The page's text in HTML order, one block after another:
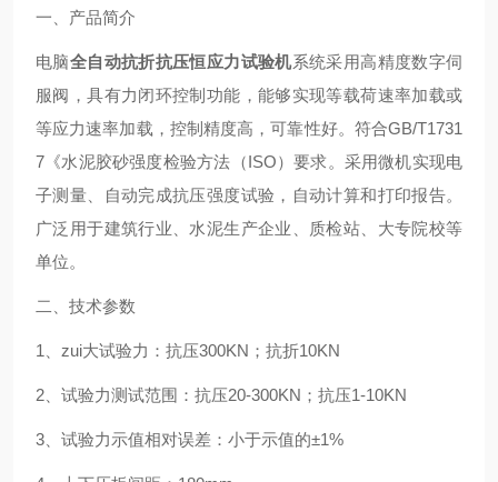
一、产品简介
电脑全自动抗折抗压恒应力试验机系统采用高精度数字伺
服阀，具有力闭环控制功能，能够实现等载荷速率加载或
等应力速率加载，控制精度高，可靠性好。符合GB/T1731
7 《水泥胶砂强度检验方法（ISO）要求。采用微机实现电
子测量、自动完成抗压强度试验，自动计算和打印报告。
广泛用于建筑行业、水泥生产企业 、质检站、大专院校等
单位。
二、技术参数
1 zui大试验力：抗压300KN ；抗折10KN
2 、试验力测试范围：抗压20-300KN ；抗压1-10KN
3 、试验力示值相对误差：小于示值的±1%